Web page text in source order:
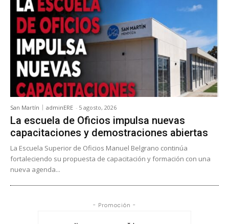
San Martín adminERE - 5 agosto, 2026
La escuela de Oficios impulsa nuevas
capacitaciones y demostraciones abiertas
La Escuela Superior de Oficios Manuel Belgrano continúa
fortaleciendo su propuesta de capacitación y formación con una
nueva agenda...
- Promoción -